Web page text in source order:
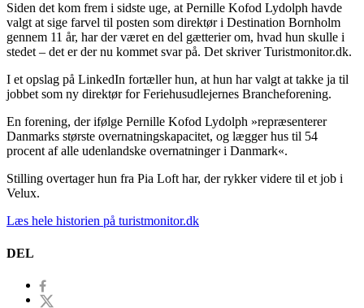
Siden det kom frem i sidste uge, at Pernille Kofod Lydolph havde
valgt at sige farvel til posten som direktør i Destination Bornholm
gennem 11 år, har der været en del gætterier om, hvad hun skulle i
stedet – det er der nu kommet svar på. Det skriver Turistmonitor.dk.
I et opslag på LinkedIn fortæller hun, at hun har valgt at takke ja til
jobbet som ny direktør for Feriehusudlejernes Brancheforening.
En forening, der ifølge Pernille Kofod Lydolph »repræsenterer
Danmarks største overnatningskapacitet, og lægger hus til 54
procent af alle udenlandske overnatninger i Danmark«.
Stilling overtager hun fra Pia Loft har, der rykker videre til et job i
Velux.
Læs hele historien på turistmonitor.dk
DEL